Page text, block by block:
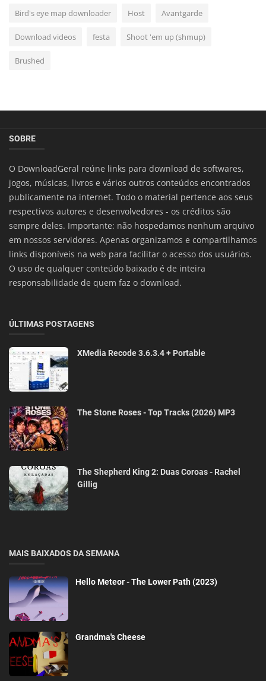
Bird's eye map downloader Host Avantgarde
Download videos festa Shoot 'em up (shmup)
Brushed
SOBRE
O DownloadGeral reúne links para download de softwares,
jogos, músicas, livros e vários outros conteúdos encontrados
publicamente na internet. Todo o material pertence aos seus
respectivos autores e desenvolvedores - os créditos são
sempre deles. Importante: não hospedamos nenhum arquivo
em nossos servidores. Apenas organizamos e compartilhamos
links disponíveis na web para facilitar o acesso dos usuários.
O uso de qualquer conteúdo baixado é de inteira
responsabilidade de quem faz o download.
ÚLTIMAS POSTAGENS
XMedia Recode 3.6.3.4 + Portable
The Stone Roses - Top Tracks (2026) MP3
The Shepherd King 2: Duas Coroas - Rachel
Gillig
MAIS BAIXADOS DA SEMANA
Hello Meteor - The Lower Path (2023)
Grandma's Cheese